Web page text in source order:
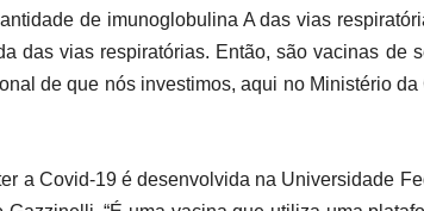
de imunoglobulina A das vias
das vias respiratórias. Então, são vacinas de
de que nós investimos, aqui no Ministério da
a Covid-19 é desenvolvida na Universidade